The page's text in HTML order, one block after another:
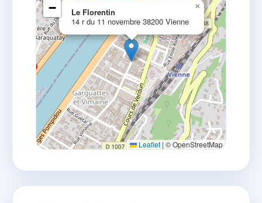
Le Florentin
14 r du 11 novembre 38200 Vienne
×
−
Leaflet | © OpenStreetMap